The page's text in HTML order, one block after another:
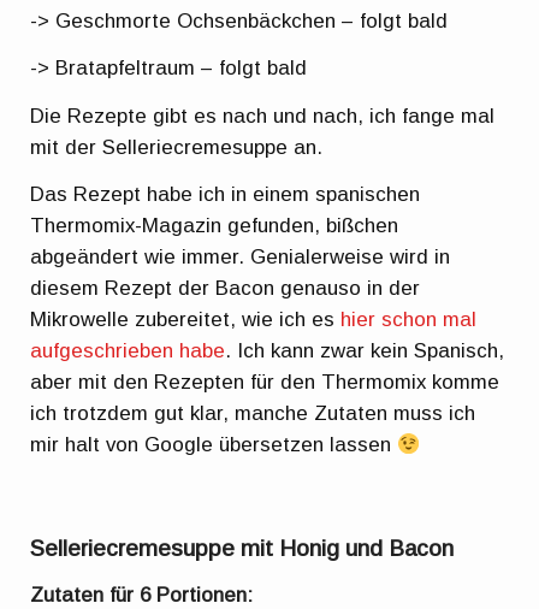
-> Geschmorte Ochsenbäckchen – folgt bald
-> Bratapfeltraum – folgt bald
Die Rezepte gibt es nach und nach, ich fange mal
mit der Selleriecremesuppe an.
Das Rezept habe ich in einem spanischen
Thermomix-Magazin gefunden, bißchen
abgeändert wie immer. Genialerweise wird in
diesem Rezept der Bacon genauso in der
Mikrowelle zubereitet, wie ich es hier schon mal
aufgeschrieben habe. Ich kann zwar kein Spanisch,
aber mit den Rezepten für den Thermomix komme
ich trotzdem gut klar, manche Zutaten muss ich
mir halt von Google übersetzen lassen
Selleriecremesuppe mit Honig und Bacon
Zutaten für 6 Portionen: